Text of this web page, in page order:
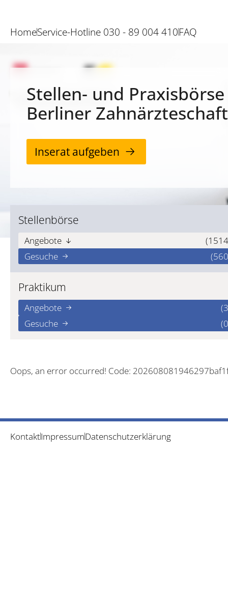
HomeService-Hotline 030 - 89 004 410FAQ
Stellen- und
Berliner Zahnärzteschaft
Inserat aufgeben
Stellenbörse
Angebote
Gesuche
Praktikum
Angebote
Gesuche
Oops, an error occurred! Code:
KontaktImpressumDatenschutzerklärung